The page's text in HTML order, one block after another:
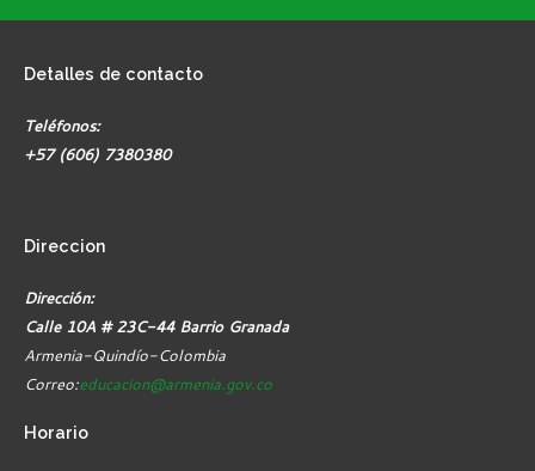
Detalles de contacto
Teléfonos:
+57 (606) 7380380
Direccion
Dirección:
Calle 10A # 23C-44 Barrio Granada
Armenia-Quindío-Colombia
Correo:educacion@armenia.gov.co
Horario